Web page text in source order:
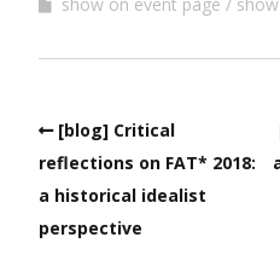
[blog] Critical
reflections on FAT* 2018:
a historical idealist
perspective